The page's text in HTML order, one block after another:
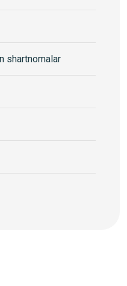
shartnomalar